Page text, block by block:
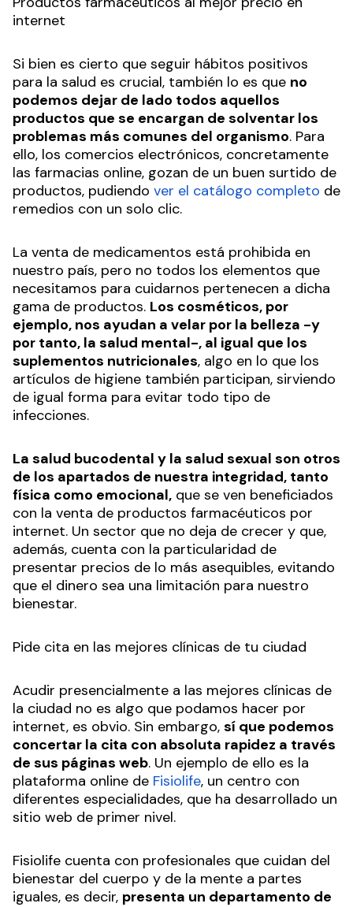
internet
Si bien es cierto que seguir hábitos positivos
para la salud es crucial, también lo es que no
podemos dejar de lado todos aquellos
productos que se encargan de solventar los
problemas más comunes del organismo. Para
ello, los comercios electrónicos, concretamente
las farmacias online, gozan de un buen surtido de
productos, pudiendo ver el catálogo completo de
remedios con un solo clic.
La venta de medicamentos está prohibida en
nuestro país, pero no todos los elementos que
necesitamos para cuidarnos pertenecen a dicha
gama de productos. Los cosméticos, por
ejemplo, nos ayudan a velar por la belleza -y
por tanto, la salud mental-, al igual que los
suplementos nutricionales, algo en lo que los
artículos de higiene también participan, sirviendo
de igual forma para evitar todo tipo de
infecciones.
La salud bucodental y la salud sexual son otros
de los apartados de nuestra integridad, tanto
física como emocional, que se ven beneficiados
con la venta de productos farmacéuticos por
internet. Un sector que no deja de crecer y que,
además, cuenta con la particularidad de
presentar precios de lo más asequibles, evitando
que el dinero sea una limitación para nuestro
bienestar.
Pide cita en las mejores clínicas de tu ciudad
Acudir presencialmente a las mejores clínicas de
la ciudad no es algo que podamos hacer por
internet, es obvio. Sin embargo, sí que podemos
concertar la cita con absoluta rapidez a través
de sus páginas web. Un ejemplo de ello es la
plataforma online de Fisiolife, un centro con
diferentes especialidades, que ha desarrollado un
sitio web de primer nivel.
Fisiolife cuenta con profesionales que cuidan del
bienestar del cuerpo y de la mente a partes
iguales, es decir, presenta un departamento de